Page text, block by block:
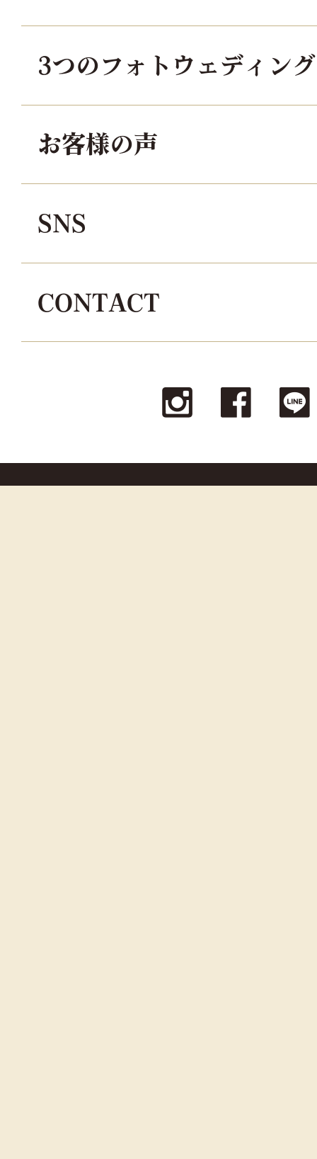
3つのフォトウェディン
お客様の声
SNS
CONTACT